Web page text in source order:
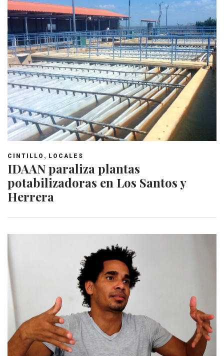
CINTILLO , LOCALES
IDAAN paraliza plantas
potabilizadoras en Los Santos y
Herrera